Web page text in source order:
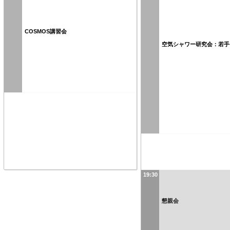
COSMOS講習会
空気シャワー研究会：若
19:30
懇親会